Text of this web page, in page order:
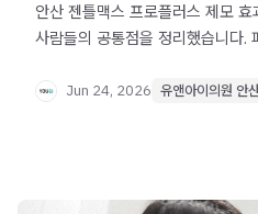
안산 젠틀맥스 프로플러스 제모 효
사람들의 공통점을 정리했습니다.
확인하세요.
Jun 24, 2026 유앤아이의원 안